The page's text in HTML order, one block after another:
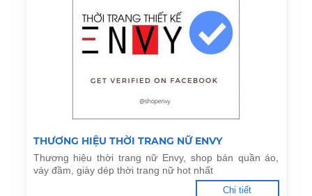
THƯƠNG HIỆU THỜI TRANG NỮ ENVY
Thương hiệu thời trang nữ Envy, shop bán quần áo,
váy đầm, giày dép thời trang nữ hot nhất
Chi tiết